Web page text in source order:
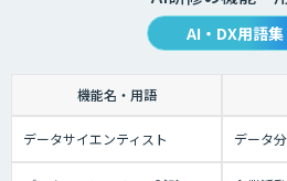
AI・DX用語集
機能名・用語
データサイエンティスト データ